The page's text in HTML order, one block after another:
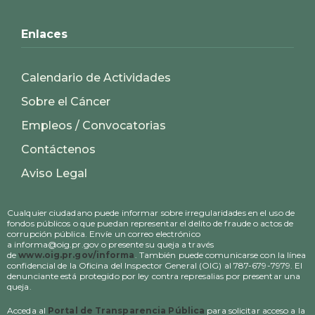
Enlaces
Calendario de Actividades
Sobre el Cáncer
Empleos / Convocatorias
Contáctenos
Aviso Legal
Cualquier ciudadano puede informar sobre irregularidades en el uso de
fondos públicos o que puedan representar el delito de fraude o actos de
corrupción pública. Envíe un correo electrónico
a informa@oig.pr.gov o presente su queja a través
dewww.oig.pr.gov/informa. También puede comunicarse con la línea
confidencial de la Oficina del Inspector General (OIG) al 787-679-7979. El
denunciante está protegido por ley contra represalias por presentar una
queja.
Acceda al Portal de Transparencia Pública para solicitar acceso a la